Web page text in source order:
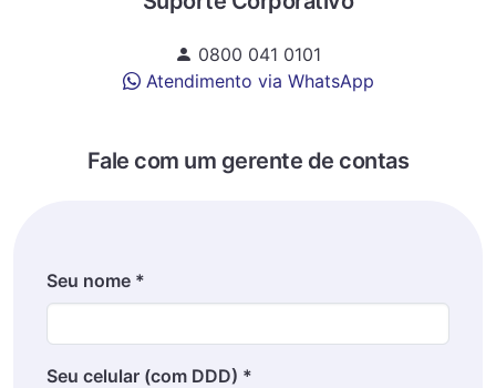
0800 041 0101
Atendimento via WhatsApp
Fale com um gerente de contas
Seu nome *
Seu celular (com DDD) *